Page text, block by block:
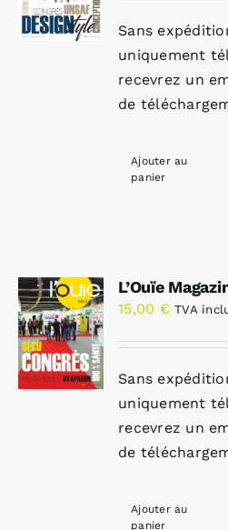
Sans
uniquement
recevrez un
de
Ajouter au
panier
L’Ouïe
15,00 € TVA
Sans
uniquement
recevrez un
de
Ajouter au
panier